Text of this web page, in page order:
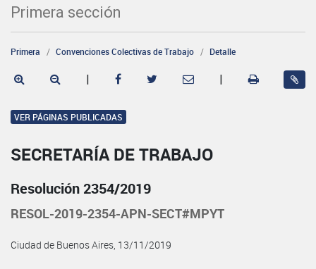
Primera sección
Primera Convenciones Colectivas de Trabajo Detalle
| |
VER PÁGINAS PUBLICADAS
SECRETARÍA DE TRABAJO
Resolución 2354/2019
RESOL-2019-2354-APN-SECT#MPYT
Ciudad de Buenos Aires, 13/11/2019